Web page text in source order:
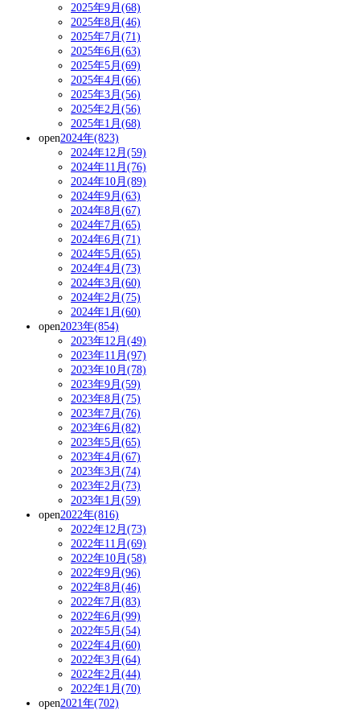
2025年9月(68)
2025年8月(46)
2025年7月(71)
2025年6月(63)
2025年5月(69)
2025年4月(66)
2025年3月(56)
2025年2月(56)
2025年1月(68)
open2024年(823)
2024年12月(59)
2024年11月(76)
2024年10月(89)
2024年9月(63)
2024年8月(67)
2024年7月(65)
2024年6月(71)
2024年5月(65)
2024年4月(73)
2024年3月(60)
2024年2月(75)
2024年1月(60)
open2023年(854)
2023年12月(49)
2023年11月(97)
2023年10月(78)
2023年9月(59)
2023年8月(75)
2023年7月(76)
2023年6月(82)
2023年5月(65)
2023年4月(67)
2023年3月(74)
2023年2月(73)
2023年1月(59)
open2022年(816)
2022年12月(73)
2022年11月(69)
2022年10月(58)
2022年9月(96)
2022年8月(46)
2022年7月(83)
2022年6月(99)
2022年5月(54)
2022年4月(60)
2022年3月(64)
2022年2月(44)
2022年1月(70)
open2021年(702)